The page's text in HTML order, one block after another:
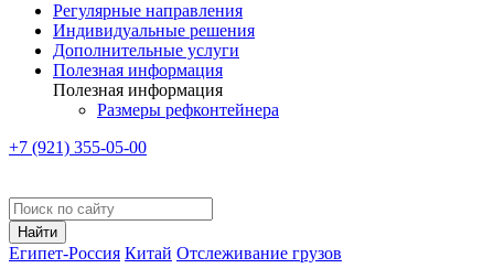
Регулярные направления
Индивидуальные решения
Дополнительные услуги
Полезная информация
Полезная информация
Размеры рефконтейнера
+7 (921) 355-05-00
Найти
Египет-Россия Китай Отслеживание грузов